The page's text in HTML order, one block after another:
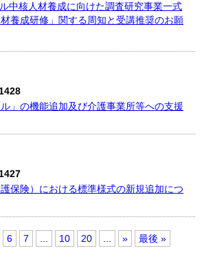
中核人材養成に向けた調査研究事業一式
養成研修」関する周知と受講推奨のお願
ル」の機能追加及び介護事業所等への支援
保険）における標準様式の新規追加につ
6 7 10 20 » 最後 »